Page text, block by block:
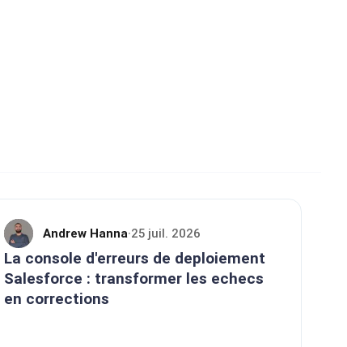
Andrew Hanna·25 juil. 2026
La console d'erreurs de deploiement
Salesforce : transformer les echecs
en corrections